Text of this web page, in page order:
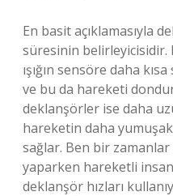
En basit açıklamasıyla
süresinin belirleyicisidir.
ışığın sensöre daha
ve bu da hareketi
deklanşörler ise daha
hareketin daha
sağlar. Ben bir zamanlar
yaparken hareketli
deklanşör hızları